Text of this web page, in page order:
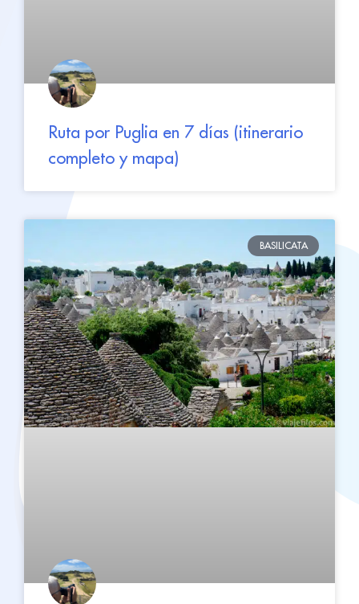
Ruta por Puglia en 7 días (itinerario
completo y mapa)
BASILICATA